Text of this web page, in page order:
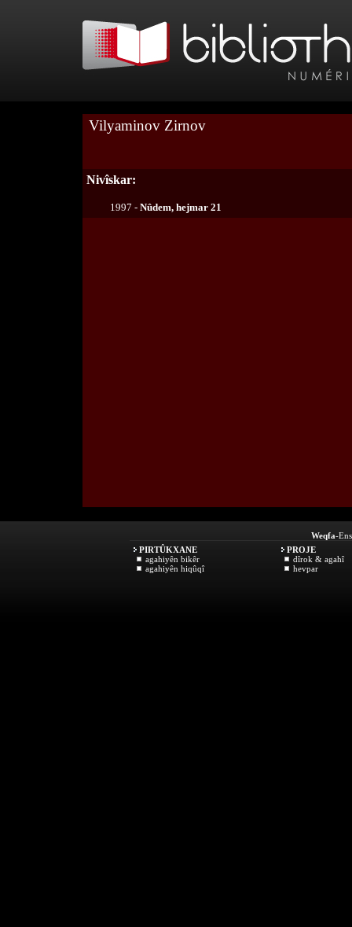
Vilyaminov Zirnov
Nivîskar:
1997 - Nûdem, hejmar 21
Weqfa-
PIRTÛKXANE
agahiyên bikêr
agahiyên hiqûqî
PROJE
dîrok & agahî
hevpar